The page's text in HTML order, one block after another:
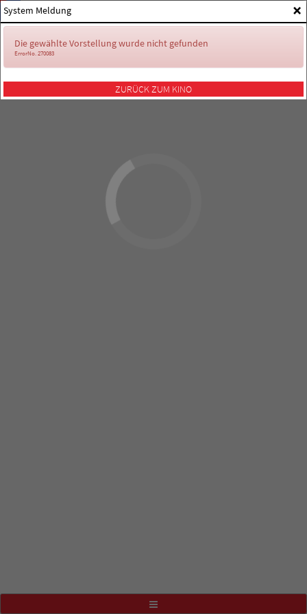
×
System Meldung
Die gewählte Vorstellung wurde nicht gefunden
ErrorNo. 270083
ZURÜCK ZUM KINO